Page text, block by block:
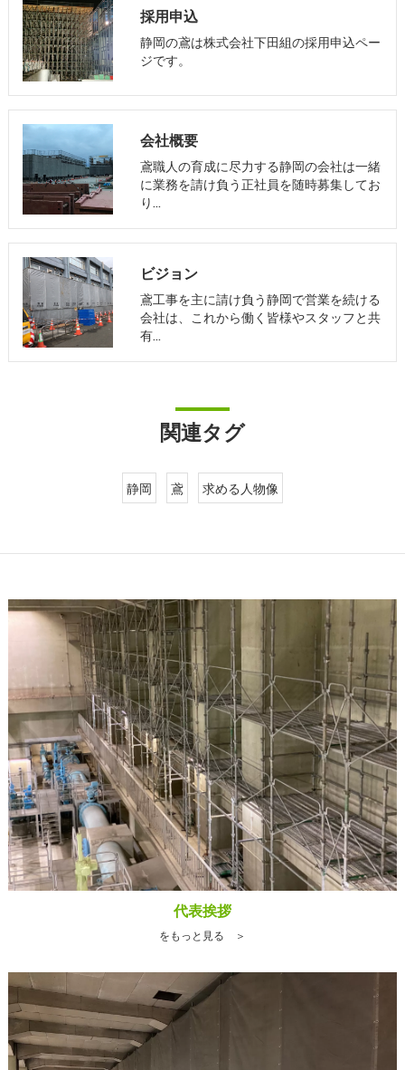
採用申込
静岡の鳶は株式会社下田組の採用申込ペー
ジです。
会社概要
鳶職人の育成に尽力する静岡の会社は一緒
に業務を請け負う正社員を随時募集してお
り…
ビジョン
鳶工事を主に請け負う静岡で営業を続ける
会社は、これから働く皆様やスタッフと共
有…
関連タグ
静岡 鳶 求める人物像
代表挨拶
をもっと見る ＞